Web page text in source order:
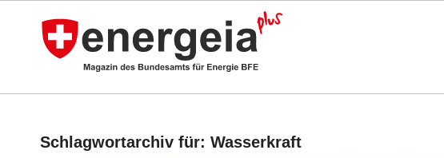
Schlagwortarchiv für: Wasserkraft